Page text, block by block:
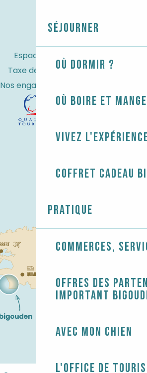
Séjourner
Où dormir ?
Où boire et
Vivez
Coffret cadeau
Pratique
Commerces,
Offres des
Important
Avec mon chien
L'Office de
Espace Pro
Taxe de séjour
Nos engagements